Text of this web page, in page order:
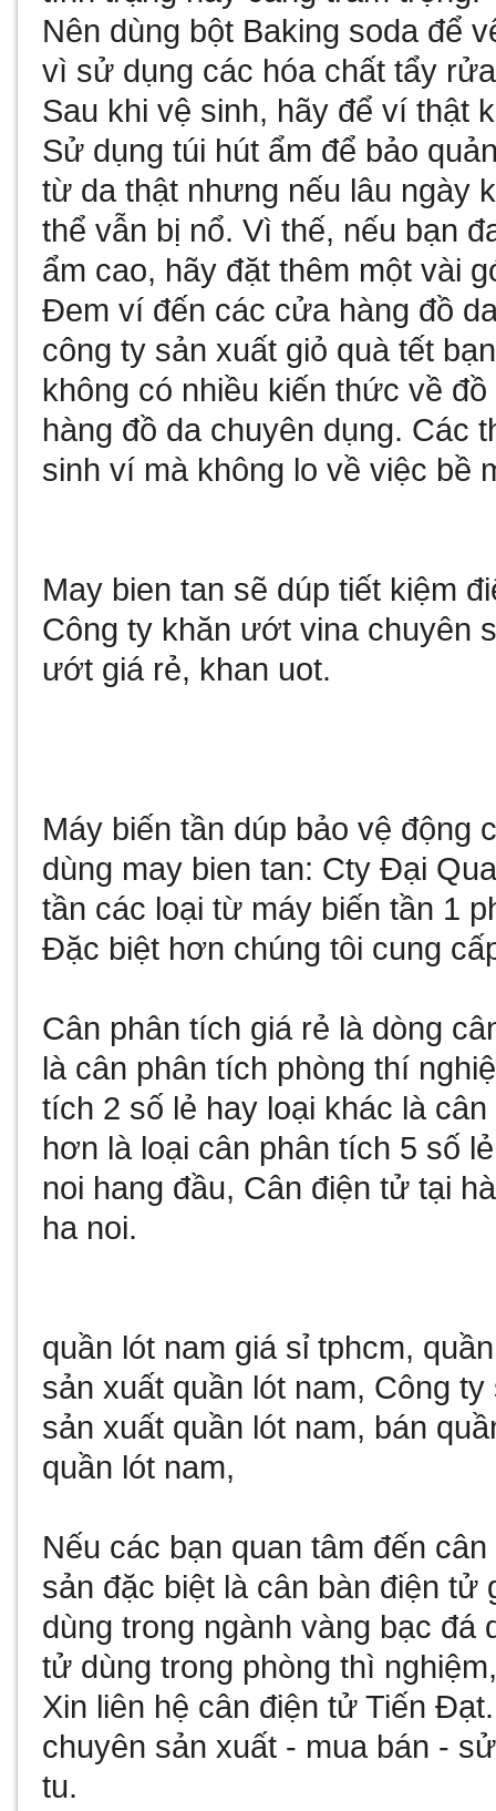
Nên dùng bột Baking soda để
vì sử dụng các hóa chất tẩy
Sau khi vệ sinh, hãy để ví thật
Sử dụng túi hút ẩm để bảo
từ da thật nhưng nếu lâu ngày
thể vẫn bị nổ. Vì thế, nếu bạn
ẩm cao, hãy đặt thêm một vài
Đem ví đến các cửa hàng đồ
công ty sản xuất giỏ quà tết
không có nhiều kiến thức về
hàng đồ da chuyên dụng. Các
sinh ví mà không lo về việc bề
May bien tan sẽ dúp tiết kiệm
Công ty khăn ướt vina chuyên
ướt giá rẻ, khan uot.
Máy biến tần dúp bảo vệ động
dùng may bien tan: Cty Đại
tần các loại từ máy biến tần 1
Đặc biệt hơn chúng tôi cung
Cân phân tích giá rẻ là dòng
là cân phân tích phòng thí
tích 2 số lẻ hay loại khác là cân
hơn là loại cân phân tích 5 số lẻ
noi hang đầu, Cân điện tử tại
ha noi.
quần lót nam giá sỉ tphcm,
sản xuất quần lót nam, Công ty
sản xuất quần lót nam, bán
quần lót nam,
Nếu các bạn quan tâm đến cân
sản đặc biệt là cân bàn điện tử
dùng trong ngành vàng bạc
tử dùng trong phòng thì
Xin liên hệ cân điện tử Tiến
chuyên sản xuất - mua bán -
tu.